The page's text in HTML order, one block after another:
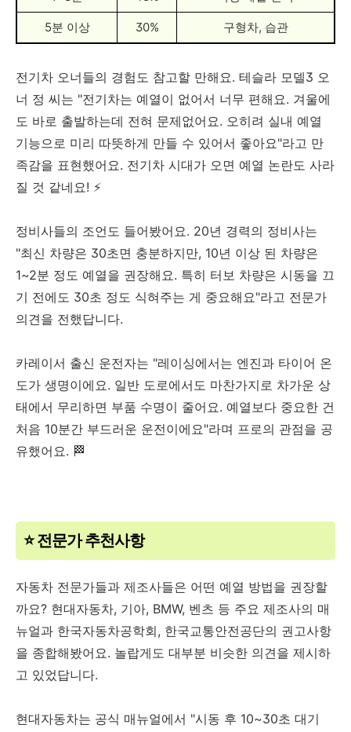
5분 이상 30% 구형차, 습관
전기차 오너들의 경험도 참고할 만해요. 테슬라 모델3 오
너 정 씨는 "전기차는 예열이 없어서 너무 편해요. 겨울에
도 바로 출발하는데 전혀 문제없어요. 오히려 실내 예열
기능으로 미리 따뜻하게 만들 수 있어서 좋아요"라고 만
족감을 표현했어요. 전기차 시대가 오면 예열 논란도 사라
질 것 같네요! ⚡
정비사들의 조언도 들어봤어요. 20년 경력의 정비사는
"최신 차량은 30초면 충분하지만, 10년 이상 된 차량은
1~2분 정도 예열을 권장해요. 특히 터보 차량은 시동을 끄
기 전에도 30초 정도 식혀주는 게 중요해요"라고 전문가
의견을 전했답니다.
카레이서 출신 운전자는 "레이싱에서는 엔진과 타이어 온
도가 생명이에요. 일반 도로에서도 마찬가지로 차가운 상
태에서 무리하면 부품 수명이 줄어요. 예열보다 중요한 건
처음 10분간 부드러운 운전이에요"라며 프로의 관점을 공
유했어요. 🏁
⭐ 전문가 추천사항
자동차 전문가들과 제조사들은 어떤 예열 방법을 권장할
까요? 현대자동차, 기아, BMW, 벤츠 등 주요 제조사의 매
뉴얼과 한국자동차공학회, 한국교통안전공단의 권고사항
을 종합해봤어요. 놀랍게도 대부분 비슷한 의견을 제시하
고 있었답니다.
현대자동차는 공식 매뉴얼에서 "시동 후 10~30초 대기